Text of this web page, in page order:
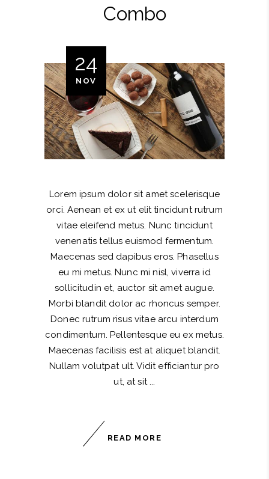
Combo
24
NOV
Lorem ipsum dolor sit amet scelerisque
orci. Aenean et ex ut elit tincidunt rutrum
vitae eleifend metus. Nunc tincidunt
venenatis tellus euismod fermentum.
Maecenas sed dapibus eros. Phasellus
eu mi metus. Nunc mi nisl, viverra id
sollicitudin et, auctor sit amet augue.
Morbi blandit dolor ac rhoncus semper.
Donec rutrum risus vitae arcu interdum
condimentum. Pellentesque eu ex metus.
Maecenas facilisis est at aliquet blandit.
Nullam volutpat ult. Vidit efficiantur pro
ut, at sit
READ MORE